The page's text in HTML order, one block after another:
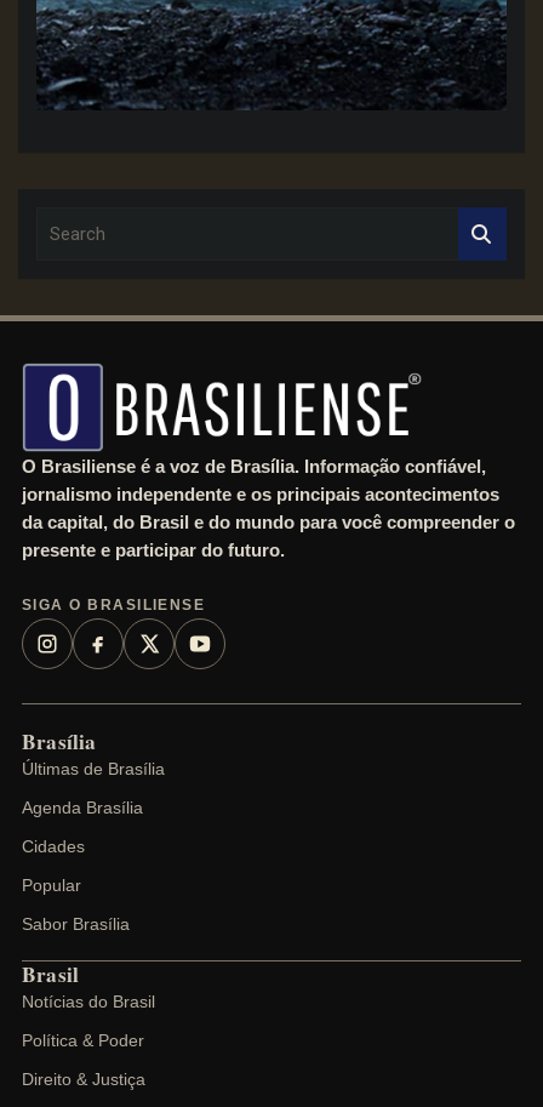
c
O Brasiliense é a voz de Brasília. Informação confiável,
jornalismo independente e os principais acontecimentos
da capital, do Brasil e do mundo para você compreender o
presente e participar do futuro.
SIGA O BRASILIENSE
Brasília
Últimas de Brasília
Agenda Brasília
Cidades
Popular
Sabor Brasília
Brasil
Notícias do Brasil
Política & Poder
Direito & Justiça